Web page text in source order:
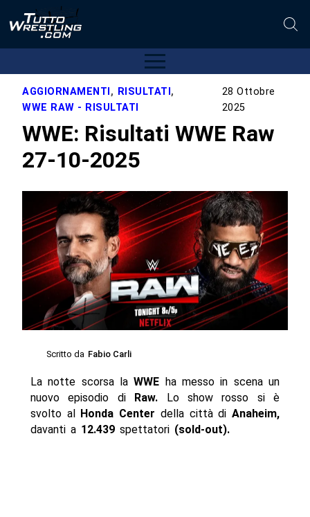
AGGIORNAMENTI, RISULTATI,
WWE RAW - RISULTATI
28 Ottobre
2025
WWE: Risultati WWE Raw
27-10-2025
Scritto da Fabio Carli
La notte scorsa laWWE ha messo in scena un
nuovo episodio di
Raw. Lo show rosso si è
svolto al
Honda Center della città diAnaheim,
davanti a 12.439spettatori (sold-out).